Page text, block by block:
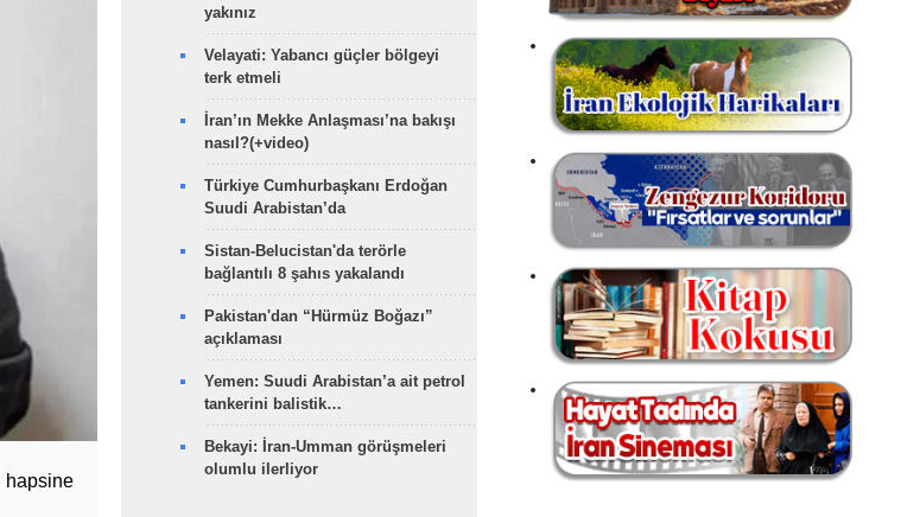
hapsine
yakınız
Velayati: Yabancı güçler bölgeyi
terk etmeli
İran’ın Mekke Anlaşması’na bakışı
nasıl?(+video)
Türkiye Cumhurbaşkanı Erdoğan
Suudi Arabistan’da
Sistan-Belucistan'da terörle
bağlantılı 8 şahıs yakalandı
Pakistan'dan “Hürmüz Boğazı”
açıklaması
Yemen: Suudi Arabistan’a ait petrol
tankerini balistik…
Bekayi: İran-Umman görüşmeleri
olumlu ilerliyor